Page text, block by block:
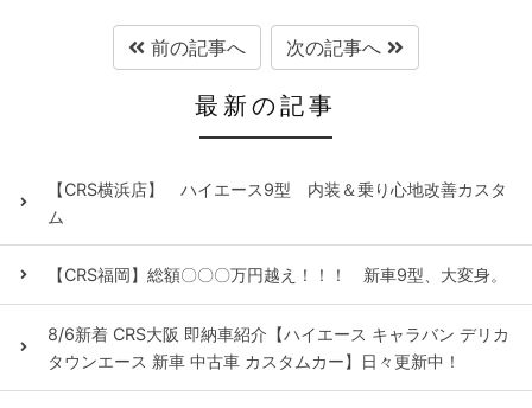
前の記事へ 次の記事へ
最新の記事
【CRS横浜店】 ハイエース9型 内装＆乗り心地改善カスタ
ム
【CRS福岡】総額〇〇〇万円越え！！！ 新車9型、大変身。
8/6新着 CRS大阪 即納車紹介【ハイエース キャラバン デリカ
タウンエース 新車 中古車 カスタムカー】日々更新中！